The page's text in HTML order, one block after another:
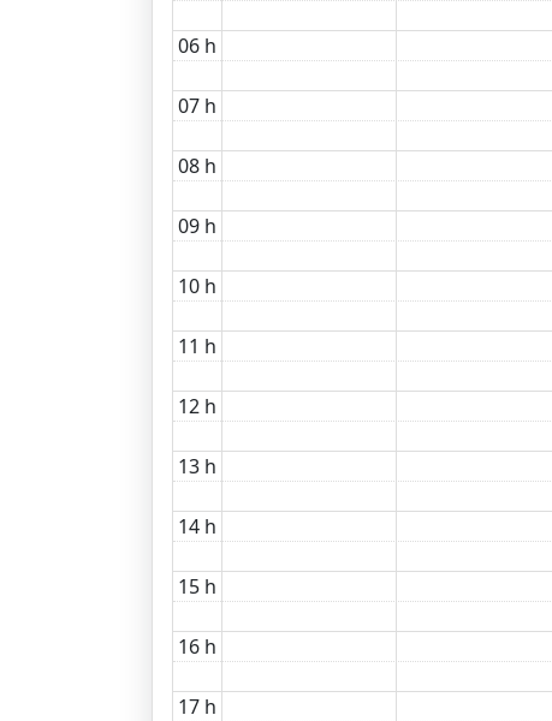
06 h
07 h
08 h
09 h
10 h
11 h
12 h
13 h
14 h
15 h
16 h
17 h